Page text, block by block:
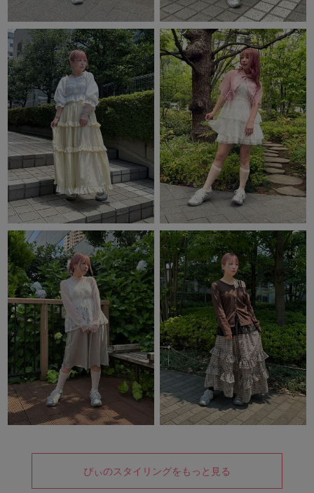
ぴぃのスタイリングをもっと見る